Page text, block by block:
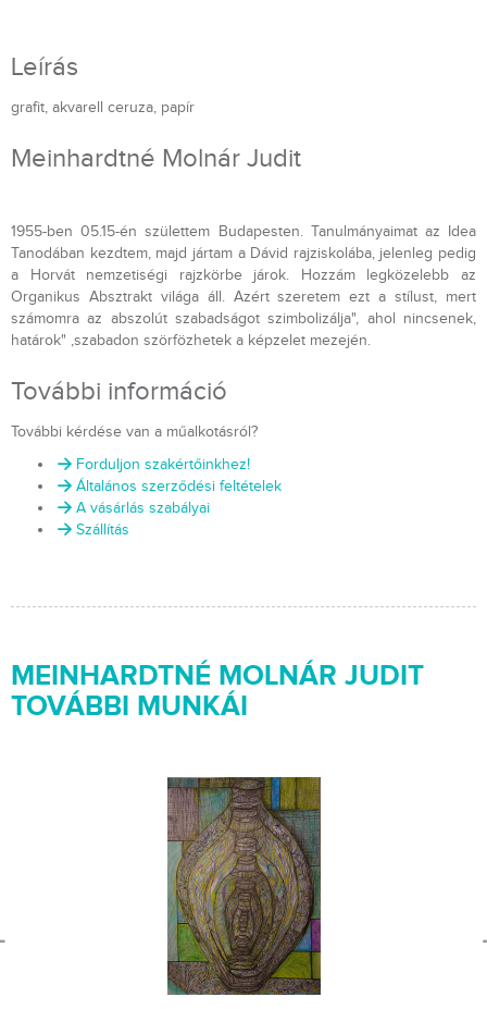
Leírás
grafit, akvarell ceruza, papír
Meinhardtné Molnár Judit
1955-ben 05.15-én születtem Budapesten. Tanulmányaimat az Idea
Tanodában kezdtem, majd jártam a Dávid rajziskolába, jelenleg pedig
a Horvát nemzetiségi rajzkörbe járok. Hozzám legközelebb az
Organikus Absztrakt világa áll. Azért szeretem ezt a stílust, mert
számomra az abszolút szabadságot szimbolizálja", ahol nincsenek,
határok" ,szabadon szörfözhetek a képzelet mezején.
További információ
További kérdése van a műalkotásról?
Forduljon szakértőinkhez!
Általános szerződési feltételek
A vásárlás szabályai
Szállítás
MEINHARDTNÉ MOLNÁR JUDIT
TOVÁBBI MUNKÁI